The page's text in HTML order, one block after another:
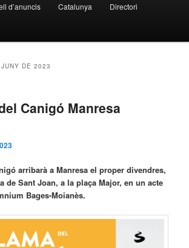
d’anuncis Catalunya Directori
JUNY DE 2023
Canigó Manresa
arribarà a Manresa el proper divendres,
de Sant Joan, a la plaça Major, en un acte
Bages-Moianès.